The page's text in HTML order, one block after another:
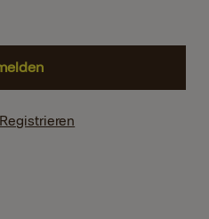
Registrieren